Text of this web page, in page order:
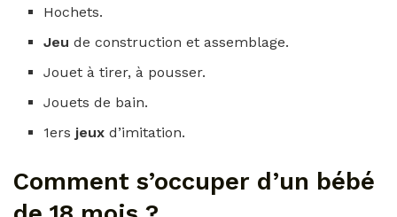
Hochets.
Jeude construction et assemblage.
Jouet à tirer, à pousser.
Jouets de bain.
1ers jeuxd’imitation.
Comment s’occuper d’un bébé